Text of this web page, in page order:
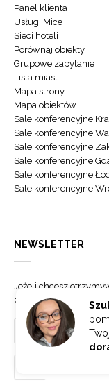
Panel klienta
Usługi Mice
Sieci hoteli
Porównaj obiekty
Grupowe zapytanie
Lista miast
Mapa strony
Mapa obiektów
Sale konferencyjne
Sale konferencyjne
Sale konferencyjne
Sale konferencyjne
Sale konferencyjne
Sale konferencyjne
NEWSLETTER
Jeżeli chcesz
zapisz się do naszego